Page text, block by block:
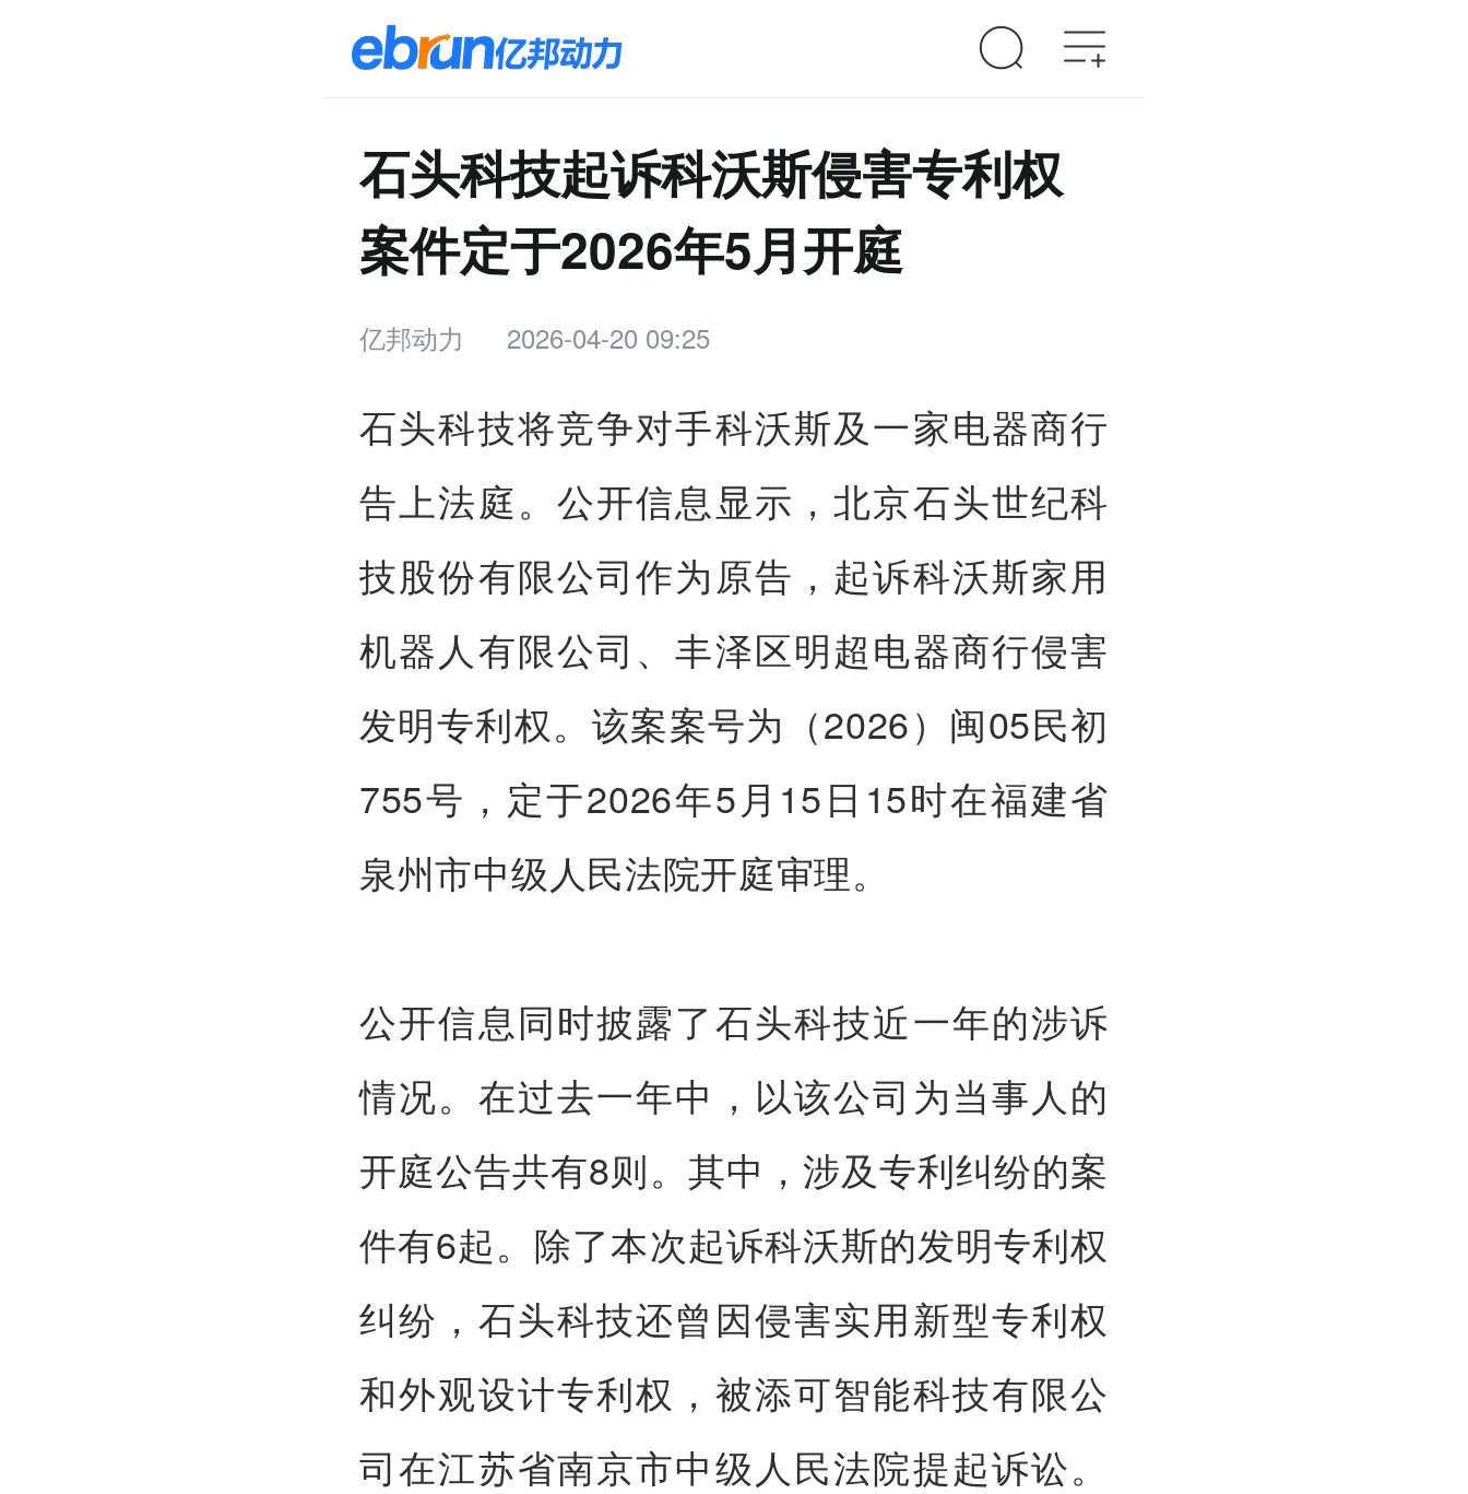
石头科技起诉科沃斯侵害专利权
案件定于2026年5月开庭
亿邦动力 2026-04-20 09:25
石头科技将竞争对手科沃斯及一家电器商行
告上法庭。公开信息显示，北京石头世纪科
技股份有限公司作为原告，起诉科沃斯家用
机器人有限公司、丰泽区明超电器商行侵害
发明专利权。该案案号为（2026）闽05民初
755号，定于2026年5月15日15时在福建省
泉州市中级人民法院开庭审理。
公开信息同时披露了石头科技近一年的涉诉
情况。在过去一年中，以该公司为当事人的
开庭公告共有8则。其中，涉及专利纠纷的案
件有6起。除了本次起诉科沃斯的发明专利权
纠纷，石头科技还曾因侵害实用新型专利权
和外观设计专利权，被添可智能科技有限公
司在江苏省南京市中级人民法院提起诉讼。